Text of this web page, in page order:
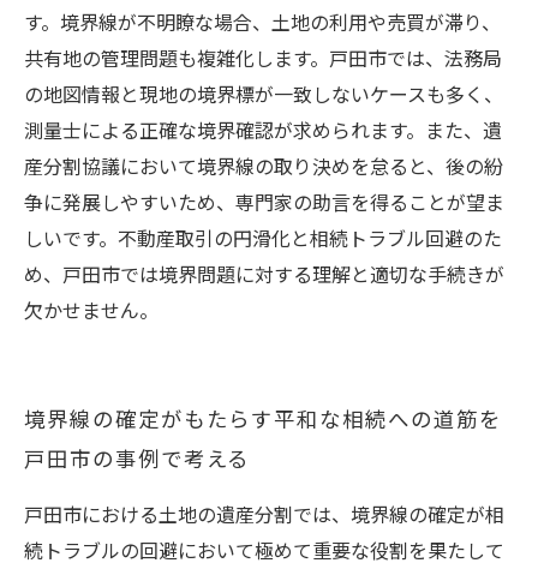
す。境界線が不明瞭な場合、土地の利用や売買が滞り、
共有地の管理問題も複雑化します。戸田市では、法務局
の地図情報と現地の境界標が一致しないケースも多く、
測量士による正確な境界確認が求められます。また、遺
産分割協議において境界線の取り決めを怠ると、後の紛
争に発展しやすいため、専門家の助言を得ることが望ま
しいです。不動産取引の円滑化と相続トラブル回避のた
め、戸田市では境界問題に対する理解と適切な手続きが
欠かせません。
境界線の確定がもたらす平和な相続への道筋を
戸田市の事例で考える
戸田市における土地の遺産分割では、境界線の確定が相
続トラブルの回避において極めて重要な役割を果たして